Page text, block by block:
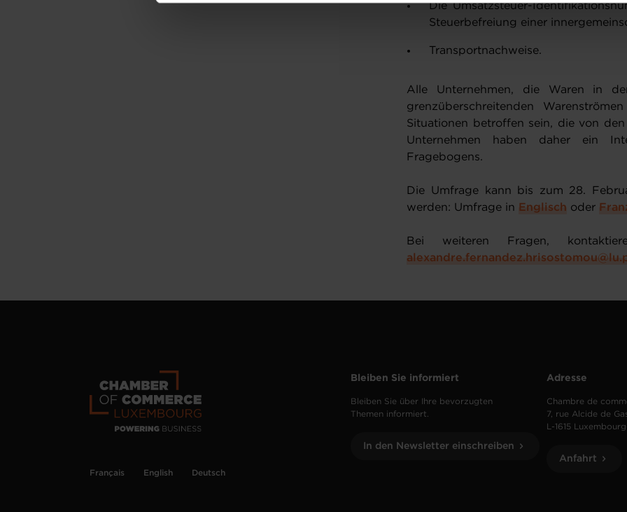
Charte d’usage des cookies et notrePolitique
Die Umsatzsteuer-
Steuerbefreiung einer
Transportnachweise.
Alle Unternehmen, die Waren in
grenzüberschreitenden
Situationen betroffen sein, die von
Unternehmen haben daher ein
Fragebogens.
Die Umfrage kann bis zum 28.
werden: Umfrage in Englisch oder
Bei weiteren Fragen,
Français English Deutsch
Bleiben Sie informiert
Bleiben Sie über Ihre bevorzugten
Themen informiert.
In den Newsletter einschreiben
Adresse
Chambre de
7, rue Alcide de
L-1615
Anfahrt